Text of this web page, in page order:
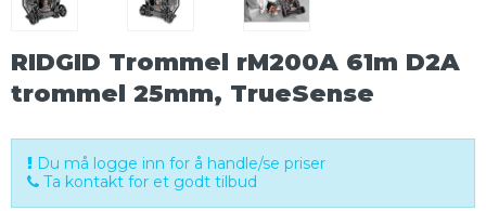
RIDGID Trommel rM200A 61m D2A
trommel 25mm, TrueSense
Du må logge inn for å handle/se priser
Ta kontakt for et godt tilbud